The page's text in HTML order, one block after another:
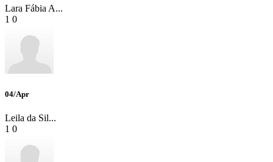
Lara Fábia A...
1 0
04/Apr
Leila da Sil...
1 0